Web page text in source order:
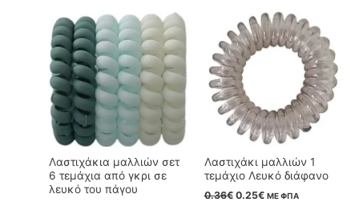
Λαστιχάκια μαλλιών σετ
6 τεμάχια από γκρι σε
λευκό του πάγου
Λαστιχάκι μαλλιών 1
τεμάχιο Λευκό διάφανο
0.36€ Original
0.25€ΗΜΕ ΦΠΑ